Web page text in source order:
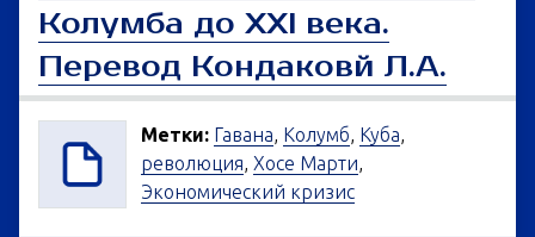
Колумба до XXI века.
Перевод Кондаковй Л.А.
Метки: Гавана, Колумб, Куба,
революция, Хосе Марти,
Экономический кризис